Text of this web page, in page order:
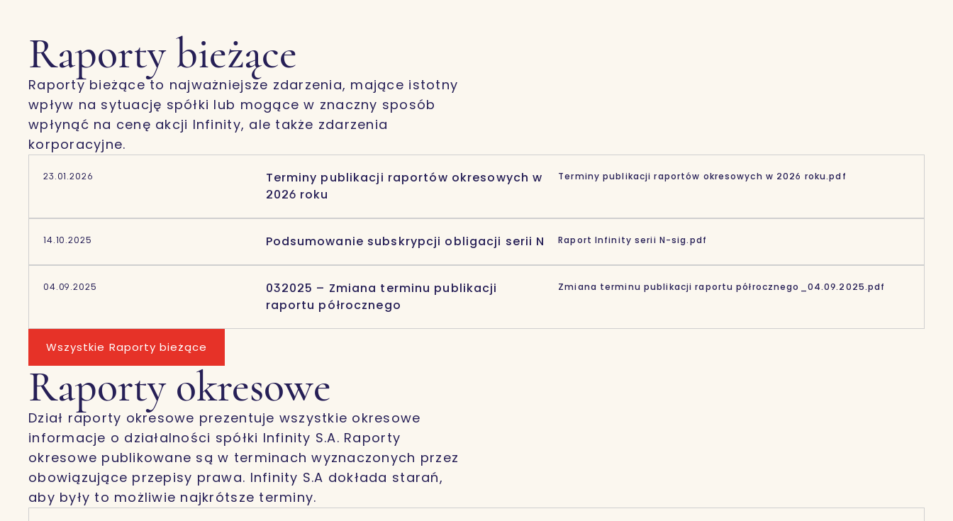
Raporty bieżące
Raporty bieżące to najważniejsze zdarzenia, mające istotny
wpływ na sytuację spółki lub mogące w znaczny sposób
wpłynąć na cenę akcji Infinity, ale także zdarzenia
korporacyjne.
23.01.2026
Terminy publikacji raportów okresowych w
2026 roku
Terminy publikacji raportów okresowych w 2026 roku.pdf
14.10.2025 Podsumowanie subskrypcji obligacji serii N Raport Infinity serii N-sig.pdf
04.09.2025
032025 – Zmiana terminu publikacji
raportu półrocznego
Zmiana terminu publikacji raportu półrocznego_04.09.2025.pdf
Wszystkie Raporty bieżące
Raporty okresowe
Dział raporty okresowe prezentuje wszystkie okresowe
informacje o działalności spółki Infinity S.A. Raporty
okresowe publikowane są w terminach wyznaczonych przez
obowiązujące przepisy prawa. Infinity S.A dokłada starań,
aby były to możliwie najkrótsze terminy.